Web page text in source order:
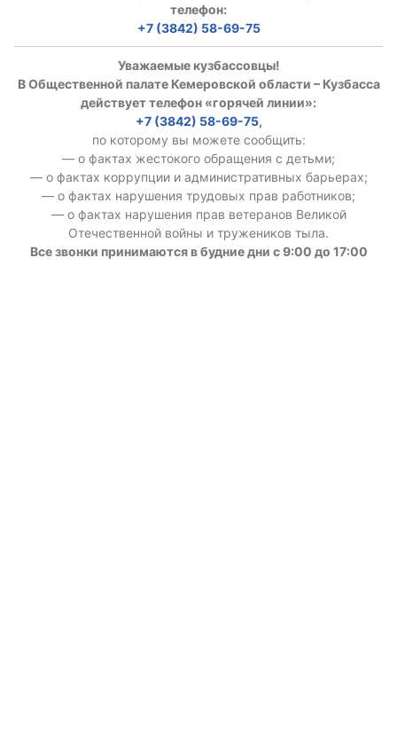
телефон:
+7 (3842) 58-69-75
Уважаемые кузбассовцы!
В Общественной палате Кемеровской области – Кузбасса
действует телефон «горячей линии»:
+7 (3842) 58-69-75,
по которому вы можете сообщить:
— о фактах жестокого обращения с детьми;
— о фактах коррупции и административных барьерах;
— о фактах нарушения трудовых прав работников;
— о фактах нарушения прав ветеранов Великой
Отечественной войны и тружеников тыла.
Все звонки принимаются в будние дни с 9:00 до 17:00